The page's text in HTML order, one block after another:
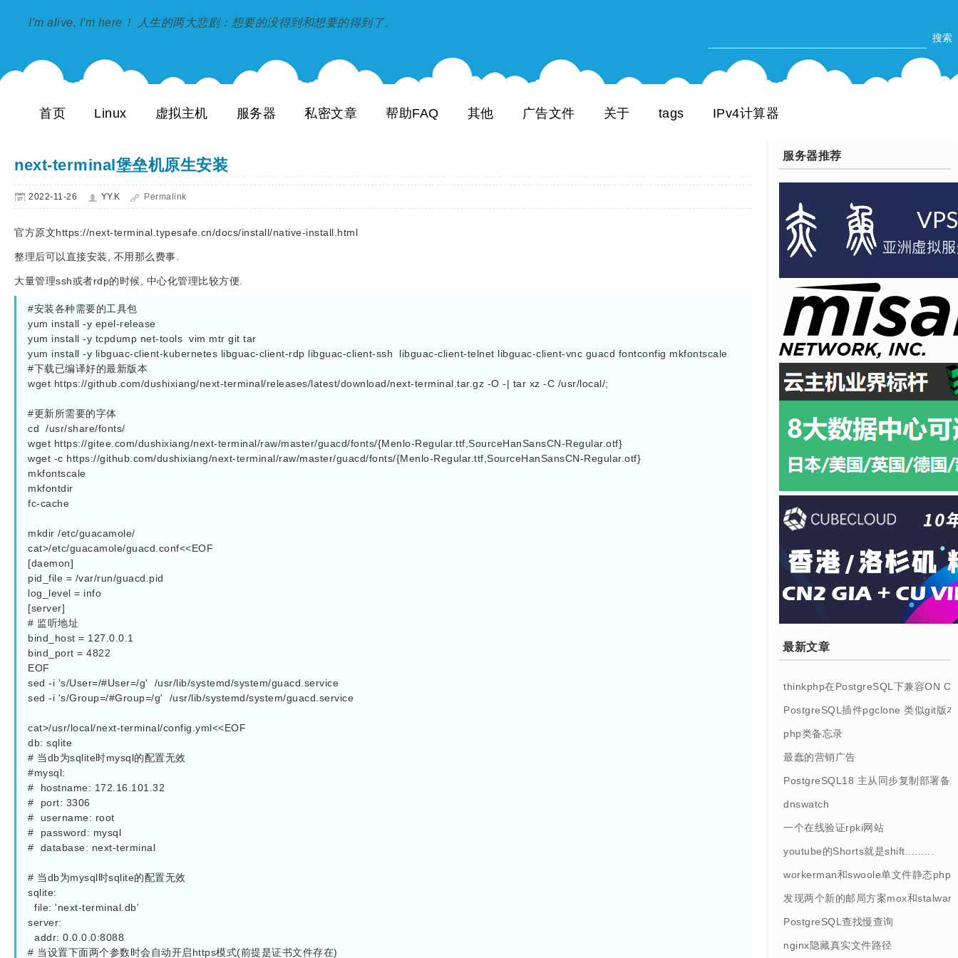
I'm alive, I'm here！ 人生的两大悲剧：想要的没得到和想要的得到了。
首页 Linux 虚拟主机 服务器 私密文章 帮助FAQ 其他 广告文件 关于 tags IPv4计算器
next-terminal堡垒机原生安装
2022-11-26 YY.K Permalink
官方原文https://next-terminal.typesafe.cn/docs/install/native-install.html
整理后可以直接安装, 不用那么费事.
大量管理ssh或者rdp的时候, 中心化管理比较方便.
#安装各种需要的工具包
yum install -y epel-release
yum install -y tcpdump net-tools  vim mtr git tar
yum install -y libguac-client-kubernetes libguac-client-rdp libguac-client-ssh  libguac-client-telnet libguac-client-vnc guacd fontconfig mkfontscale
#下载已编译好的最新版本
wget https://github.com/dushixiang/next-terminal/releases/latest/download/next-terminal.tar.gz -O -| tar xz -C /usr/local/;
#更新所需要的字体
cd  /usr/share/fonts/
wget https://gitee.com/dushixiang/next-terminal/raw/master/guacd/fonts/{Menlo-Regular.ttf,SourceHanSansCN-Regular.otf}
wget -c https://github.com/dushixiang/next-terminal/raw/master/guacd/fonts/{Menlo-Regular.ttf,SourceHanSansCN-Regular.otf}
mkfontscale
mkfontdir
fc-cache
mkdir /etc/guacamole/
cat>/etc/guacamole/guacd.conf<<EOF
[daemon]
pid_file = /var/run/guacd.pid
log_level = info
[server]
# 监听地址
bind_host = 127.0.0.1
bind_port = 4822
EOF
sed -i 's/User=/#User=/g'  /usr/lib/systemd/system/guacd.service
sed -i 's/Group=/#Group=/g'  /usr/lib/systemd/system/guacd.service
cat>/usr/local/next-terminal/config.yml<<EOF
db: sqlite
# 当db为sqlite时mysql的配置无效
#mysql:
#  hostname: 172.16.101.32
#  port: 3306
#  username: root
#  password: mysql
#  database: next-terminal
# 当db为mysql时sqlite的配置无效
sqlite:
server:
# 当设置下面两个参数时会自动开启https模式(前提是证书文件存在)
服务器推荐
最新文章
thinkphp在PostgreSQL下兼容ON
PostgreSQL插件pgclone 类似git版
php类备忘录
最蠢的营销广告
PostgreSQL18 主从同步复制部署备
dnswatch
一个在线验证rpki网站
youtube的Shorts就是shift.........
workerman和swoole单文件静态php
发现两个新的邮局方案mox和stalwart
PostgreSQL查找慢查询
nginx隐藏真实文件路径